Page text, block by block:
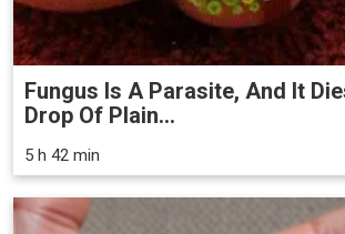
Fungus Is A Parasite, And It
Drop Of Plain...
5 h 42 min